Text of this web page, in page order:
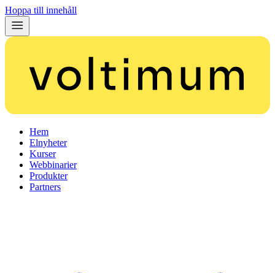
Hoppa till innehåll
Hem
Elnyheter
Kurser
Webbinarier
Produkter
Partners